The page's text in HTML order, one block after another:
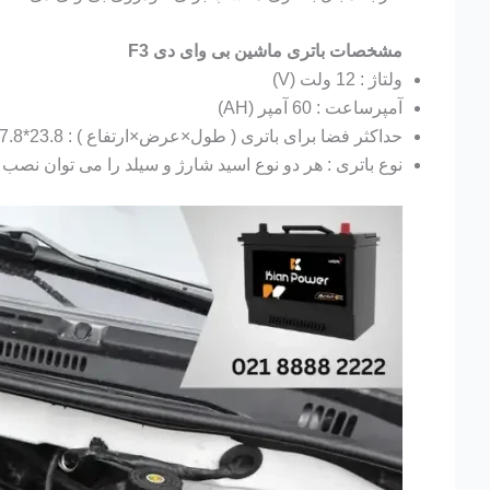
مشخصات باتری ماشین بی وای دی F3
ولتاژ : 12 ولت (V)
آمپرساعت : 60 آمپر (AH)
حداکثر فضا برای باتری ( طول×عرض×ارتفاع ) : 23.8*17.8*22.5 سانتی متر (CM)
نوع باتری : هر دو نوع اسید شارژ و سیلد را می توان